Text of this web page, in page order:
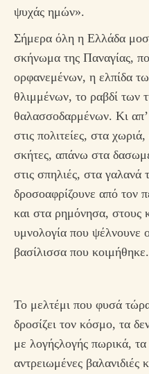
ψυχάς ημών».
Σήμερα όλη η Ελλάδα
σκήνωμα της Παναγίας,
ορφανεμένων, η ελπίδα
θλιμμένων, το ραβδί των
θαλασσοδαρμένων. Κι
στις πολιτείες, στα
σκήτες, απάνω στα
στις σπηλιές, στα γαλανά
δροσοαφρίζουνε από τον
και στα ρημόνησα, στους
υμνολογία που ψέλνουνε
βασίλισσα που κοιμήθηκε.
Το μελτέμι που φυσά
δροσίζει τον κόσμο, τα
με λογήςλογής πωρικά, τα
αντρειωμένες βαλανιδιές